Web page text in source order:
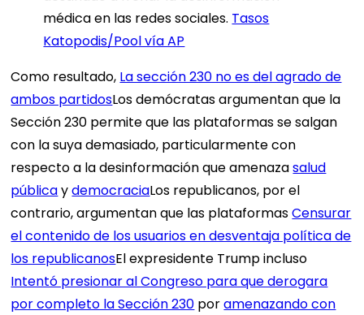
médica en las redes sociales. Tasos
Katopodis/Pool vía AP
Como resultado, La sección 230 no es del agrado de
ambos partidosLos demócratas argumentan que la
Sección 230 permite que las plataformas se salgan
con la suya demasiado, particularmente con
respecto a la desinformación que amenazasalud
públicaydemocraciaLos republicanos, por el
contrario, argumentan que las plataformasCensurar
el contenido de los usuarios en desventaja política de
los republicanosEl expresidente Trump incluso
Intentó presionar al Congreso para que derogara
por completo la Sección 230 poramenazando con